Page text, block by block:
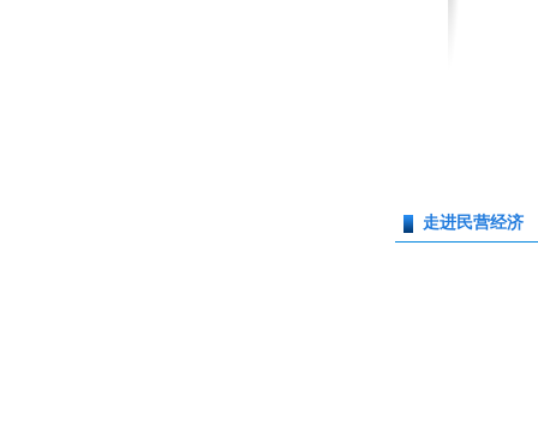
走进民营经济